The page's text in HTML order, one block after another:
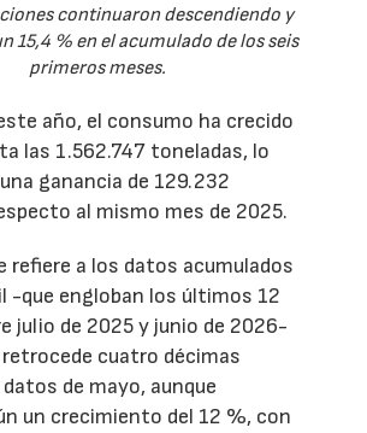
continuaron descendiendo y
15,4 % en el acumulado de los seis
primeros meses.
año, el consumo ha crecido
las 1.562.747 toneladas, lo
ganancia de 129.232
al mismo mes de 2025.
refiere a los datos acumulados
-que engloban los últimos 12
julio de 2025 y junio de 2026-
cuatro décimas
de mayo, aunque
un crecimiento del 12 %, con